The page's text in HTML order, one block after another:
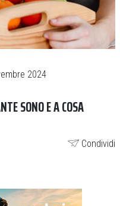
2024
SONO E A COSA
Condividi